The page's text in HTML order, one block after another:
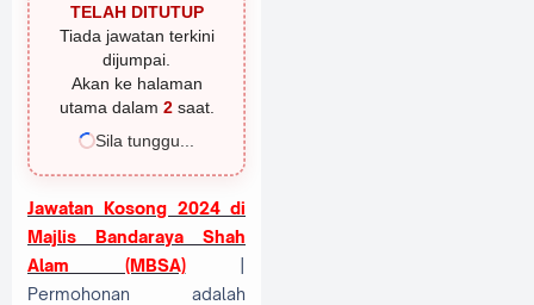
TELAH DITUTUP
Tiada jawatan terkini
dijumpai.
Akan ke halaman
utama dalam 2saat.
Sila tunggu...
Jawatan Kosong 2024 di
Majlis Bandaraya Shah
Alam (MBSA)|
Permohonan adalah